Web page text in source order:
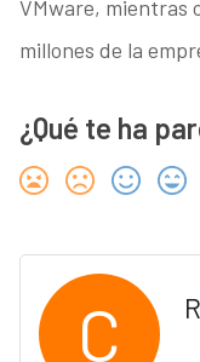
VMware, mientras
millones de la
¿Qué te ha
C